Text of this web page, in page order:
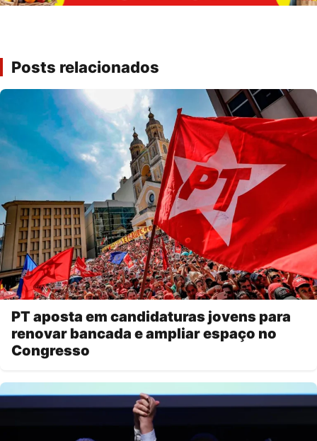
Posts relacionados
PT aposta em candidaturas jovens para
renovar bancada e ampliar espaço no
Congresso